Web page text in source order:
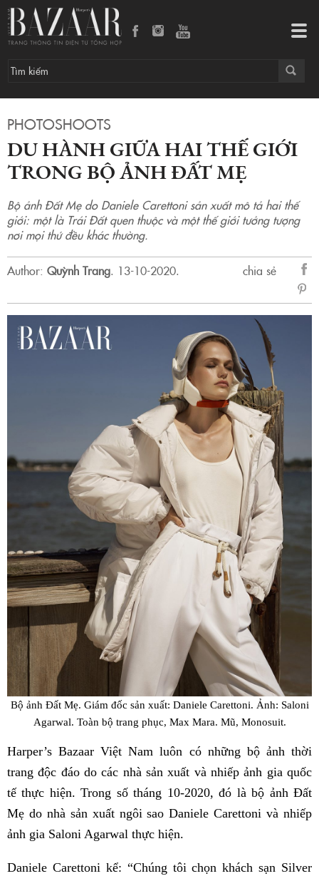
PHOTOSHOOTS
DU HÀNH GIỮA HAI THẾ GIỚI
TRONG BỘ ẢNH ĐẤT MẸ
Bộ ảnh Đất Mẹ do Daniele Carettoni sản xuất mô tả hai thế
giới: một là Trái Đất quen thuộc và một thế giới tưởng tượng
nơi mọi thứ đều khác thường.
Author: Quỳnh Trang. 13-10-2020.
chia sẻ
sẻ
Bộ ảnh Đất Mẹ. Giám đốc sản xuất: Daniele Carettoni. Ảnh: Saloni
Agarwal. Toàn bộ trang phục, Max Mara. Mũ, Monosuit.
Harper’s Bazaar Việt Nam luôn có những bộ ảnh thời
trang độc đáo do các nhà sản xuất và nhiếp ảnh gia quốc
tế thực hiện. Trong số tháng 10-2020, đó là bộ ảnh Đất
Mẹ do nhà sản xuất ngôi sao Daniele Carettoni và nhiếp
ảnh gia Saloni Agarwal thực hiện.
Daniele Carettoni kể: “Chúng tôi chọn khách sạn Silver
Du hành giữa hai thế giới trong bộ ảnh Đất Mẹ